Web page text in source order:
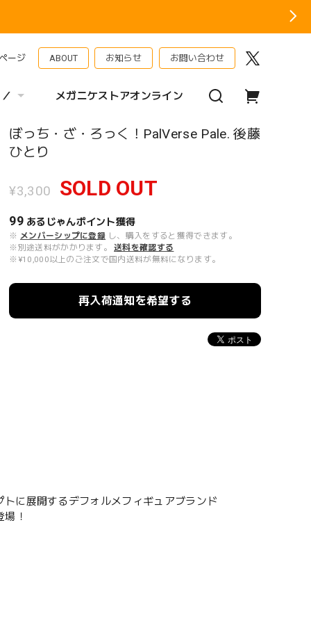
ージ ABOUT お知らせ お問い合わせ
メガニケストアオンライン
ぼっち・ざ・ろっく！PalVerse Pale. 後藤
ひとり
¥3,300 SOLD OUT
99 あるじゃんポイント獲得
※ メンバーシップに登録 し、購入をすると獲得できます。
※別途送料がかかります。
送料を確認する
※¥10,000以上のご注文で国内送料が無料になります。
再入荷通知を希望する
に展開するデフォルメフィギュアブランド
！